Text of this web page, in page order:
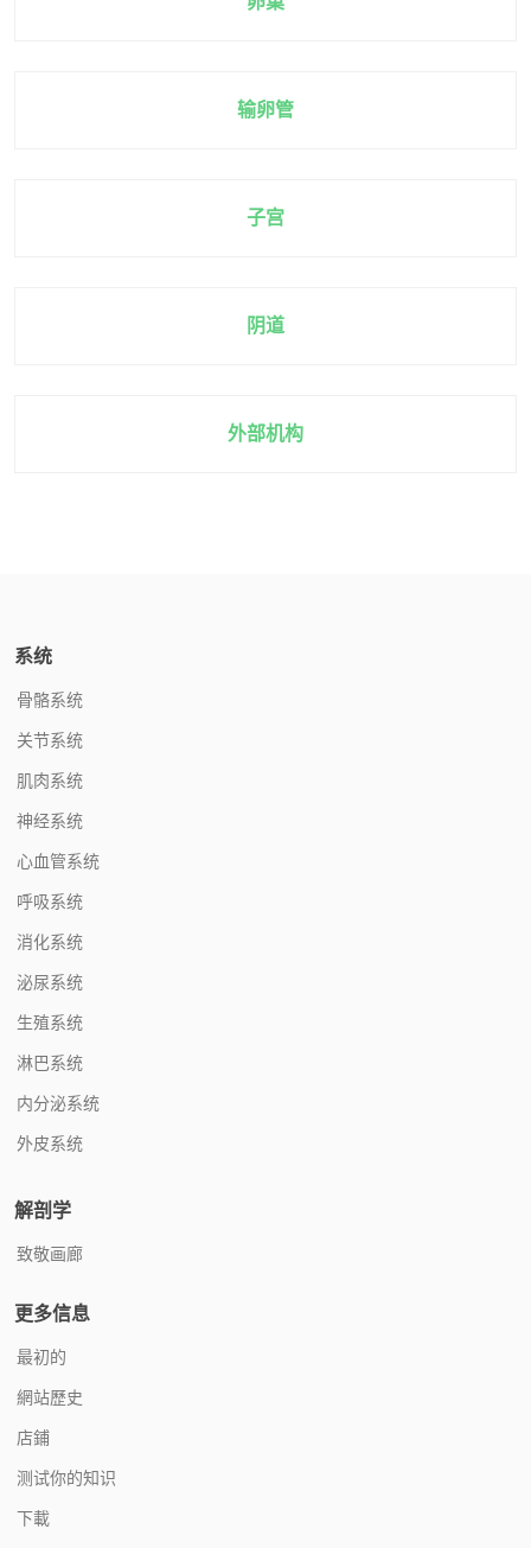
输卵管
子宫
阴道
外部机构
系统
骨骼系统
关节系统
肌肉系统
神经系统
心血管系统
呼吸系统
消化系统
泌尿系统
生殖系统
淋巴系统
内分泌系统
外皮系统
解剖学
致敬画廊
更多信息
最初的
網站歷史
店鋪
测试你的知识
下載